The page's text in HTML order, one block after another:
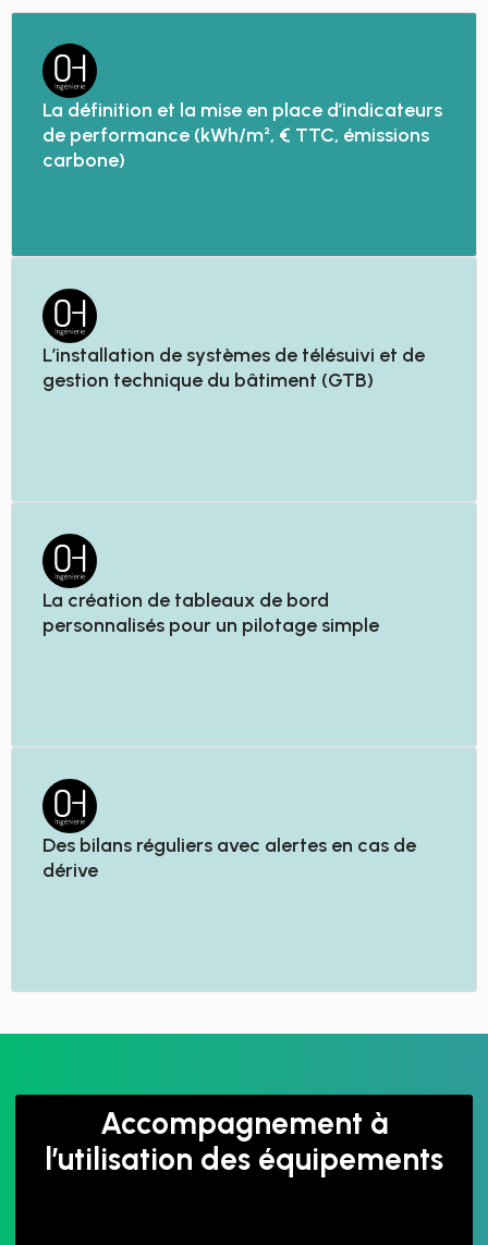
La définition et la mise en place d’indicateurs
de performance (kWh/m², € TTC, émissions
carbone)
L’installation de systèmes de télésuivi et de
gestion technique du bâtiment (GTB)
La création de tableaux de bord
personnalisés pour un pilotage simple
Des bilans réguliers avec alertes en cas de
dérive
Accompagnement à
l’utilisation des équipements